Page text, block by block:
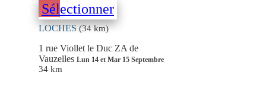
Sélectionner
LOCHES(34 km)
1 rue Viollet le Duc ZA de
Vauzelles Lun 14 et Mar 15 Septembre
34 km